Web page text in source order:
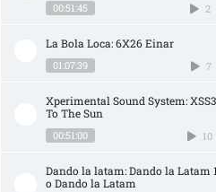
00:51:45 2
La Bola Loca: 6X26 Einar
01:07:39 7
Xperimental Sound System:
To The Sun
00:51:00 10
Dando la latam: Dando la Latam
o Dando la Latam